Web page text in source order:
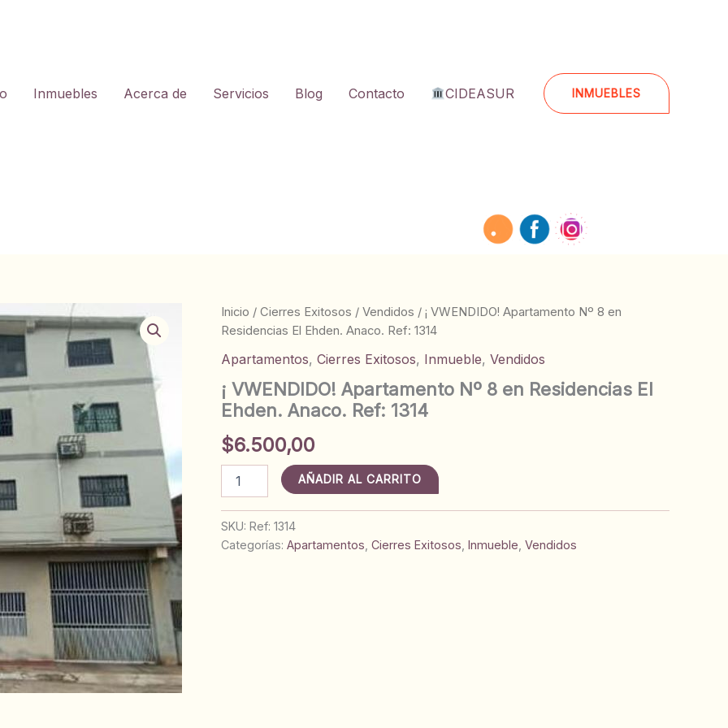
Inmuebles Acerca de Servicios Blog Contacto CIDEASUR INMUEBLES
Inicio / Cierres Exitosos / Vendidos / ¡ VWENDIDO! Apartamento Nº 8 en
Residencias El Ehden. Anaco. Ref: 1314
Apartamentos, Cierres Exitosos, Inmueble, Vendidos
¡ VWENDIDO! Apartamento Nº 8 en Residencias El
Ehden. Anaco. Ref: 1314
$6.500,00
VWENDIDO!
Nº
en
AÑADIR AL CARRITO
SKU: Ref: 1314
Categorías: Apartamentos Cierres Exitosos Inmueble Vendidos